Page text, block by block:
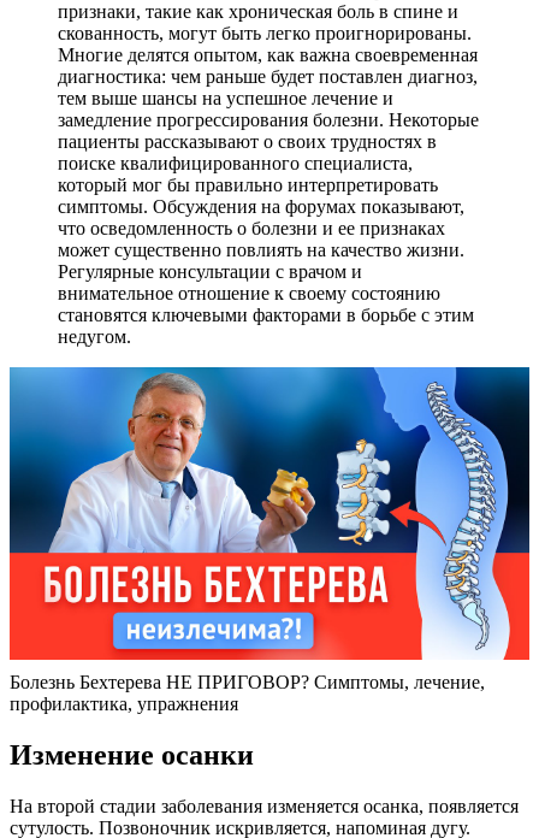
признаки, такие как хроническая боль в спине и
скованность, могут быть легко проигнорированы.
Многие делятся опытом, как важна своевременная
диагностика: чем раньше будет поставлен диагноз,
тем выше шансы на успешное лечение и
замедление прогрессирования болезни. Некоторые
пациенты рассказывают о своих трудностях в
поиске квалифицированного специалиста,
который мог бы правильно интерпретировать
симптомы. Обсуждения на форумах показывают,
что осведомленность о болезни и ее признаках
может существенно повлиять на качество жизни.
Регулярные консультации с врачом и
внимательное отношение к своему состоянию
становятся ключевыми факторами в борьбе с этим
недугом.
Болезнь Бехтерева НЕ ПРИГОВОР? Симптомы, лечение,
профилактика, упражнения
Изменение осанки
На второй стадии заболевания изменяется осанка, появляется
сутулость. Позвоночник искривляется, напоминая дугу.